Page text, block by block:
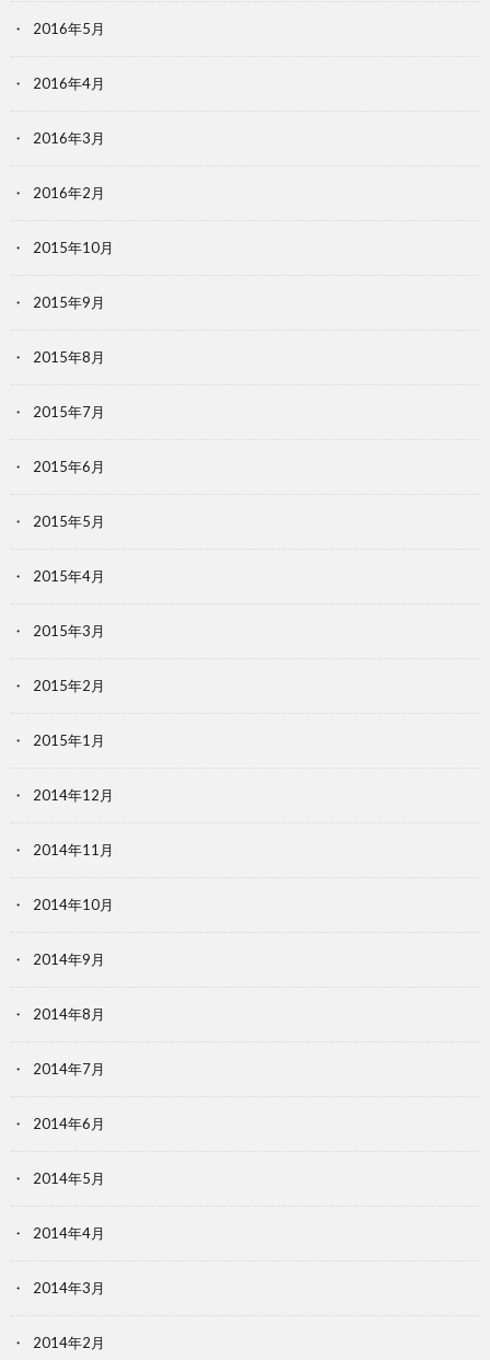
2016年5月
2016年4月
2016年3月
2016年2月
2015年10月
2015年9月
2015年8月
2015年7月
2015年6月
2015年5月
2015年4月
2015年3月
2015年2月
2015年1月
2014年12月
2014年11月
2014年10月
2014年9月
2014年8月
2014年7月
2014年6月
2014年5月
2014年4月
2014年3月
2014年2月